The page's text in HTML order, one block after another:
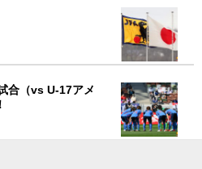
合（vs U-17アメ